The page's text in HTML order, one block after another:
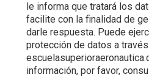
le informa que tratará los
facilite con la finalidad de
darle respuesta. Puede
protección de datos a
información, por favor,